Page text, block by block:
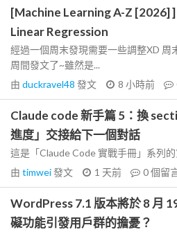
[Machine Learning A-Z [2026]
Linear Regression
經過一個周末發現需要一些調整XD 周
周間發文了~雖然是...
由 duckravel48 發文 8 小時前
Claude code 新手篇 5：換
進度」交接給下一個對話
這是「Claude Code 實戰手冊」系列
由 timwei發文 1 天前 0個留
WordPress 7.1 版本將於 8 月
礙功能引發用戶群的擔憂？